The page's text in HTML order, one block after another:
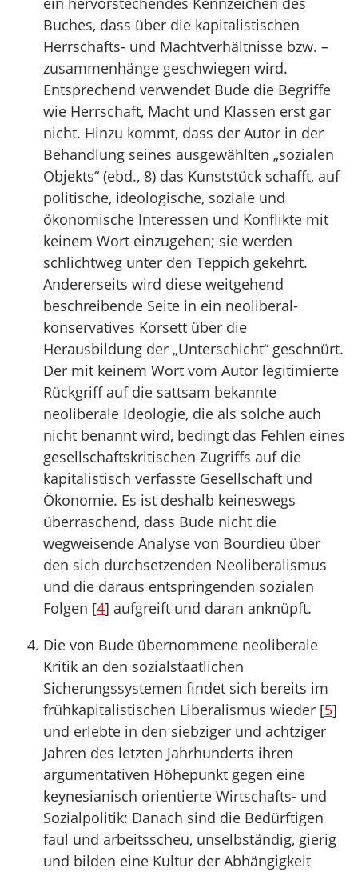
Buches, dass über die kapitalistischen
Herrschafts- und Machtverhältnisse bzw. –
zusammenhänge geschwiegen wird.
Entsprechend verwendet Bude die Begriffe
wie Herrschaft, Macht und Klassen erst gar
nicht. Hinzu kommt, dass der Autor in der
Behandlung seines ausgewählten „sozialen
Objekts“ (ebd., 8) das Kunststück schafft, auf
politische, ideologische, soziale und
ökonomische Interessen und Konflikte mit
keinem Wort einzugehen; sie werden
schlichtweg unter den Teppich gekehrt.
Andererseits wird diese weitgehend
beschreibende Seite in ein neoliberal-
konservatives Korsett über die
Herausbildung der „Unterschicht“ geschnürt.
Der mit keinem Wort vom Autor legitimierte
Rückgriff auf die sattsam bekannte
neoliberale Ideologie, die als solche auch
nicht benannt wird, bedingt das Fehlen eines
gesellschaftskritischen Zugriffs auf die
kapitalistisch verfasste Gesellschaft und
Ökonomie. Es ist deshalb keineswegs
überraschend, dass Bude nicht die
wegweisende Analyse von Bourdieu über
den sich durchsetzenden Neoliberalismus
und die daraus entspringenden sozialen
Folgen [4] aufgreift und daran anknüpft.
Die von Bude übernommene neoliberale
Kritik an den sozialstaatlichen
Sicherungssystemen findet sich bereits im
frühkapitalistischen Liberalismus wieder [5]
und erlebte in den siebziger und achtziger
Jahren des letzten Jahrhunderts ihren
argumentativen Höhepunkt gegen eine
keynesianisch orientierte Wirtschafts- und
Sozialpolitik: Danach sind die Bedürftigen
faul und arbeitsscheu, unselbständig, gierig
und bilden eine Kultur der Abhängigkeit